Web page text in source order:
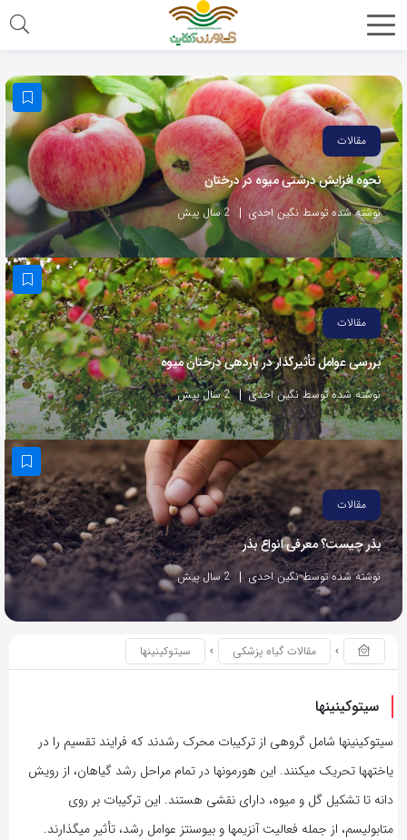
مقالات
نحوه افزایش درشتی میوه در درختان
نوشته شده توسط نگین احدی 2 سال پیش
مقالات
بررسی عوامل تأثیرگذار در باردهی درختان میوه
نوشته شده توسط نگین احدی 2 سال پیش
مقالات
بذر چیست؟ معرفی انواع بذر
نوشته شده توسط نگین احدی 2 سال پیش
مقالات گیاه پزشکی سیتوکینین‏ها
سیتوکینین‏ها
سیتوکینین‏ها شامل گروهی از ترکیبات محرک رشدند که فرایند تقسیم را در
یاخته‏ها تحریک می‏کنند. این هورمونها در تمام مراحل رشد گیاهان، از رویش
دانه تا تشکیل گل و میوه، دارای نقشی هستند. این ترکیبات بر روی
متابولیسم، از جمله فعالیت آنزیمها و بیوسنتز عوامل رشد، تأثیر می‏گذارند.